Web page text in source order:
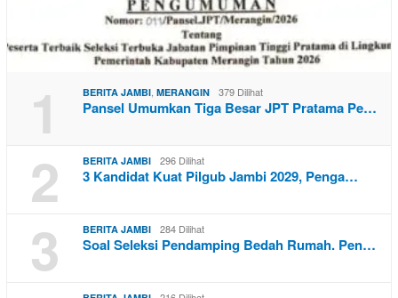
1 BERITA JAMBI, MERANGIN 379 Dilihat
Pansel Umumkan Tiga Besar JPT Pratama Pe…
2 BERITA JAMBI 296 Dilihat
3 Kandidat Kuat Pilgub Jambi 2029, Penga…
3 BERITA JAMBI 284 Dilihat
Soal Seleksi Pendamping Bedah Rumah. Pen…